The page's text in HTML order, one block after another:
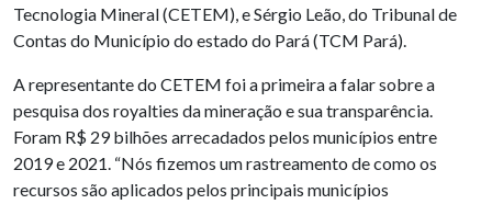
Tecnologia Mineral (CETEM), e Sérgio Leão, do Tribunal de
Contas do Município do estado do Pará (TCM Pará).
A representante do CETEM foi a primeira a falar sobre a
pesquisa dos royalties da mineração e sua transparência.
Foram R$ 29 bilhões arrecadados pelos municípios entre
2019 e 2021. “Nós fizemos um rastreamento de como os
recursos são aplicados pelos principais municípios